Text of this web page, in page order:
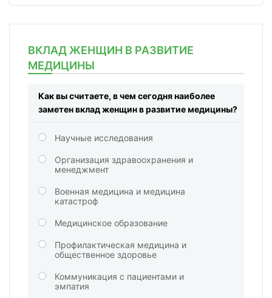
ВКЛАД ЖЕНЩИН В РАЗВИТИЕ
МЕДИЦИНЫ
Как вы считаете, в чем сегодня наиболее
заметен вклад женщин в развитие медицины?
Научные исследования
Организация здравоохранения и
менеджмент
Военная медицина и медицина
катастроф
Медицинское образование
Профилактическая медицина и
общественное здоровье
Коммуникация с пациентами и
эмпатия